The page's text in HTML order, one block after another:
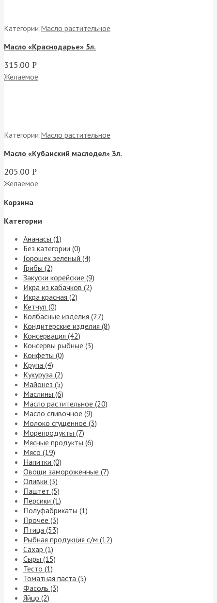
Категории:Масло растительное
Масло «Краснодарье» 5л.
315.00 Р
Желаемое
Категории:Масло растительное
Масло «Кубанский маслодел» 3л.
205.00 Р
Желаемое
Корзина
Категории
Ананасы (1)
Без категории (0)
Горошек зеленый (4)
Грибы (2)
Закуски корейские (9)
Икра из кабачков (2)
Икра красная (2)
Кетчуп (0)
Колбасные изделия (27)
Кондитерские изделия (8)
Консервация (42)
Консервы рыбные (3)
Конфеты (0)
Крупа (4)
Кукуруза (2)
Майонез (5)
Маслины (6)
Масло растительное (20)
Масло сливочное (9)
Молоко сгущенное (3)
Морепродукты (7)
Мясные продукты (6)
Мясо (19)
Напитки (0)
Овощи замороженные (7)
Оливки (3)
Паштет (5)
Персики (1)
Полуфабрикаты (1)
Прочее (3)
Птица (53)
Рыбная продукция с/м (12)
Сахар (1)
Сыры (15)
Тесто (1)
Томатная паста (5)
Фасоль (3)
Яйцо (2)